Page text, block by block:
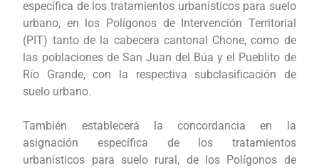
específica de los tratamientos urbanísticos para suelo
urbano, en los Polígonos de Intervención Territorial
(PIT) tanto de la cabecera cantonal Chone, como de
las poblaciones de San Juan del Búa y el Pueblito de
Río Grande, con la respectiva subclasificación de
suelo urbano.
También establecerá la concordancia en la
asignación específica de los tratamientos
urbanísticos para suelo rural, de los Polígonos de